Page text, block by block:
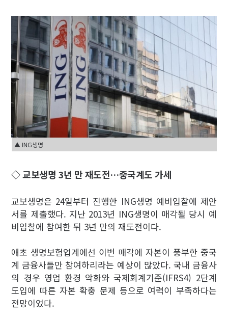
▲ ING생명
◇ 교보생명 3년 만 재도전…중국계도 가세
교보생명은 24일부터 진행한 ING생명 예비입찰에 제안
서를 제출했다. 지난 2013년 ING생명이 매각될 당시 예
비입찰에 참여한 뒤 3년 만의 재도전이다.
애초 생명보험업계에선 이번 매각에 자본이 풍부한 중국
계 금융사들만 참여하리라는 예상이 많았다. 국내 금융사
의 경우 영업 환경 악화와 국제회계기준(IFRS4) 2단계
도입에 따른 자본 확충 문제 등으로 여력이 부족하다는
전망이었다.